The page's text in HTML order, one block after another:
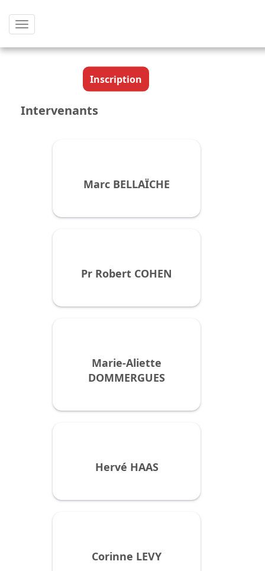
Inscription
Afficher
menu
Intervenants
Marc BELLAÏCHE
Pr Robert COHEN
Marie-Aliette
DOMMERGUES
Hervé HAAS
Corinne LEVY